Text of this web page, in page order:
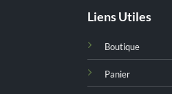
Liens Utiles
Boutique
Panier